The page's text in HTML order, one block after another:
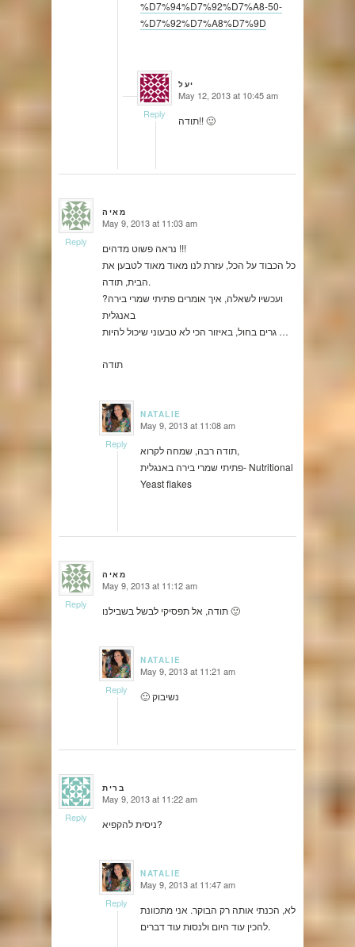
%D7%94%D7%92%D7%A8-50-
%D7%92%D7%A8%D7%9D
יעל
says: May 12, 2013 at 10:45 am
תודה!! 🙂 Reply
מאיה
says: May 9, 2013 at 11:03 am
נראה פשוט מדהים !!!
כל הכבוד על הכל, עזרת לנו מאוד מאוד לטבען את
הבית, תודה.
?ועכשיו לשאלה, איך אומרים פתיתי שמרי בירה
באנגלית
גרים בחול, באיזור הכי לא טבעוני שיכול להיות …
תודה
Reply
NATALIE
says: May 9, 2013 at 11:08 am
תודה רבה, שמחה לקרוא,
פתיתי שמרי בירה באנגלית- Nutritional
Yeast flakes
Reply
מאיה
says: May 9, 2013 at 11:12 am
תודה, אל תפסיקי לבשל בשבילנו 🙂 Reply
NATALIE
says: May 9, 2013 at 11:21 am
🙂 נשיבוק Reply
ברית
says: May 9, 2013 at 11:22 am
ניסית להקפיא? Reply
NATALIE
says: May 9, 2013 at 11:47 am
לא, הכנתי אותה רק הבוקר. אני מתכוונת
להכין עוד היום ולנסות עוד דברים.
Reply